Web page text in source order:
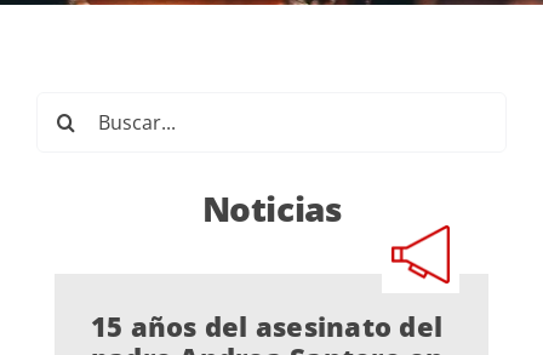
Noticias
15 años del asesinato del